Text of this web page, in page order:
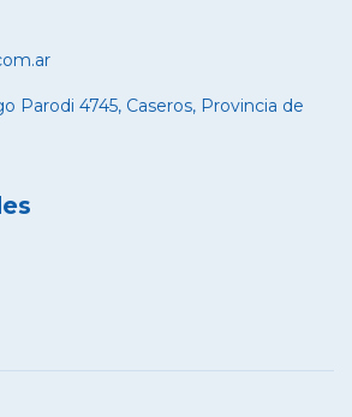
Parodi 4745, Caseros, Provincia de